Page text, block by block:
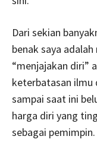
Dari sekian
benak saya
“menjajakan diri”
keterbatasan ilmu
sampai saat ini
harga diri yang
sebagai pemimpin.